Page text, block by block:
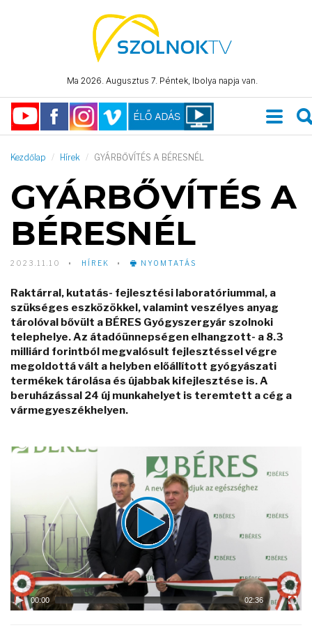
Ma 2026. Augusztus 7. Péntek, Ibolya napja van.
Kezdőlap Hírek GYÁRBŐVÍTÉS A BÉRESNÉL
GYÁRBŐVÍTÉS A
BÉRESNÉL
2023.11.10 HÍREK NYOMTATÁS
Raktárral, kutatás- fejlesztési laboratóriummal, a
szükséges eszközökkel, valamint veszélyes anyag
tárolóval bővült a BÉRES Gyógyszergyár szolnoki
telephelye. Az átadóünnepségen elhangzott- a 8.3
milliárd forintból megvalósult fejlesztéssel végre
megoldottá vált a helyben előállított gyógyászati
termékek tárolása és újabbak kifejlesztése is. A
beruházással 24 új munkahelyet is teremtett a cég a
vármegyeszékhelyen.
Video
00:00 02:36